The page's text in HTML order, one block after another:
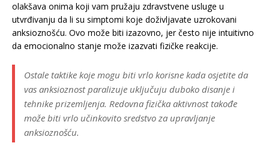
olakšava onima koji vam pružaju zdravstvene usluge u
utvrđivanju da li su simptomi koje doživljavate uzrokovani
anksioznošću. Ovo može biti izazovno, jer često nije intuitivno
da emocionalno stanje može izazvati fizičke reakcije.
Ostale taktike koje mogu biti vrlo korisne kada osjetite da
vas anksioznost paralizuje uključuju duboko disanje i
tehnike prizemljenja. Redovna fizička aktivnost takođe
može biti vrlo učinkovito sredstvo za upravljanje
anksioznošću.